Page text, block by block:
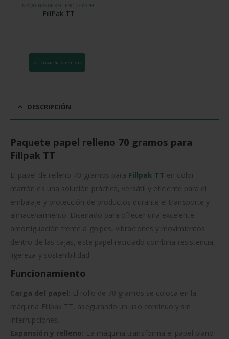
MÁQUINAS DE RELLENO DE PAPEL
FillPak TT
SOLICITAR PRESUPUESTO
DESCRIPCIÓN
Paquete papel relleno 70 gramos para
Fillpak TT
El papel de relleno 70 gramos para Fillpak TT en color
marrón es una solución práctica, versátil y eficiente para el
embalaje y protección de productos durante el transporte y
almacenamiento. Diseñado para ofrecer una excelente
amortiguación frente a golpes, vibraciones y movimientos
dentro de las cajas, este papel reciclado combina resistencia,
ligereza y sostenibilidad.
Funcionamiento
Carga del papel: El rollo de 70 gramos se coloca en la
máquina Fillpak TT, asegurando un uso continuo y sin
interrupciones.
Expansión y relleno: La máquina transforma el papel plano